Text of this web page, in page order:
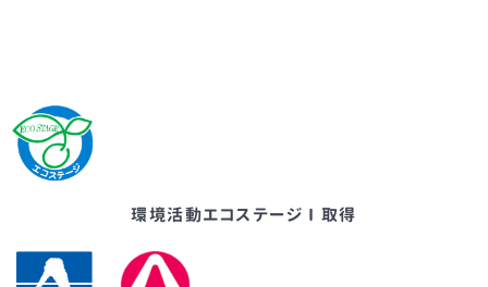
環境活動エコステージⅠ取得